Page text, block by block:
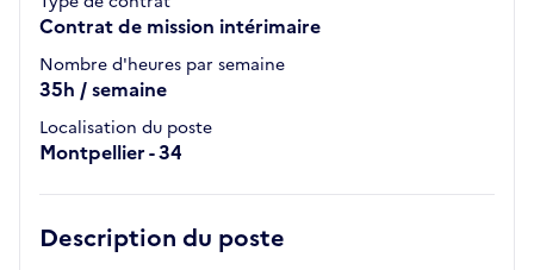
Contrat de mission intérimaire
Nombre d'heures par semaine
35h / semaine
Localisation du poste
Montpellier - 34
Description du poste